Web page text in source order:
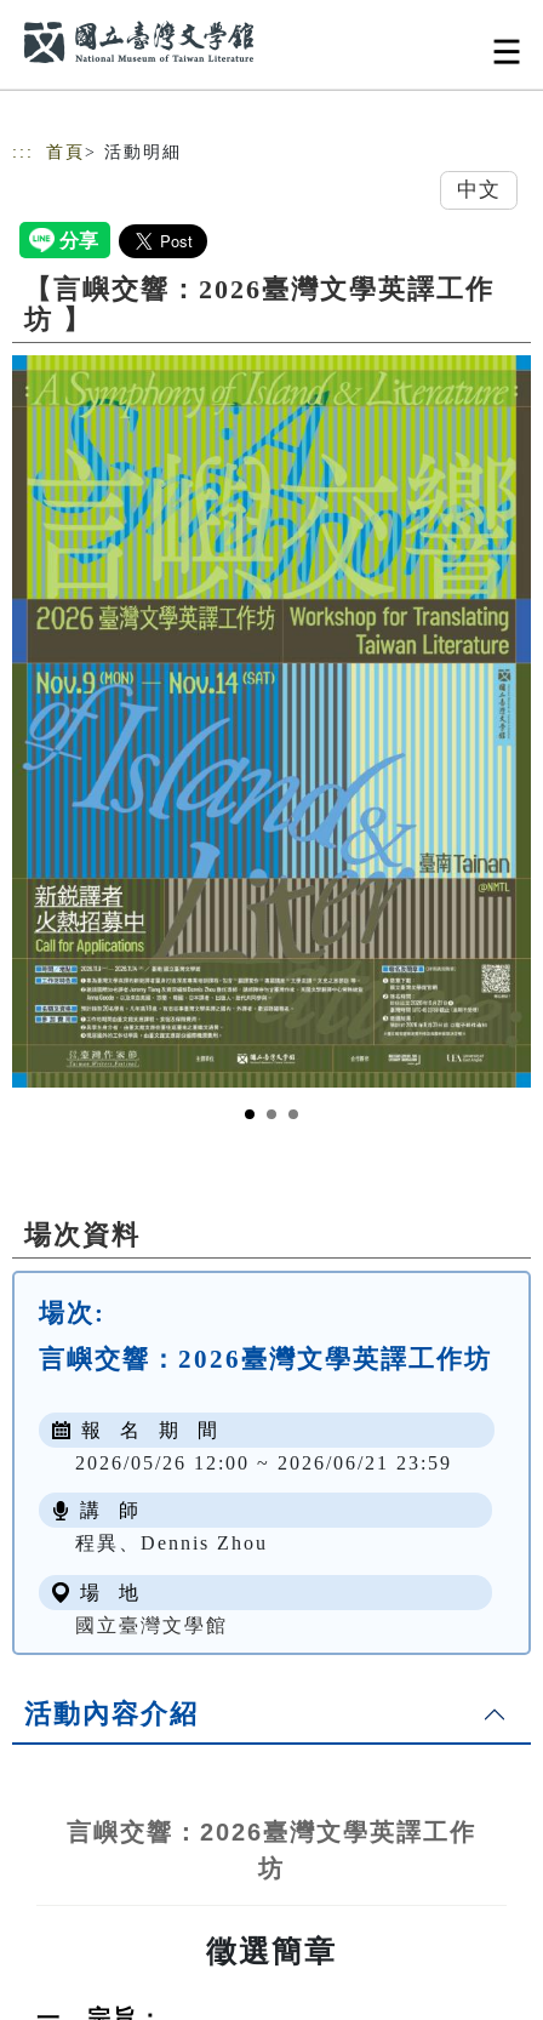
::: 首頁 > 活動明細
中文
【言嶼交響：2026臺灣文學英譯工作
坊 】
場次資料
場次:
言嶼交響：2026臺灣文學英譯工作坊
報 名 期 間
2026/05/26 12:00 ~ 2026/06/21 23:59
講 師
程異、Dennis Zhou
場 地
國立臺灣文學館
活動內容介紹
言嶼交響： 2026臺灣文學英譯工作
坊
徵選簡章